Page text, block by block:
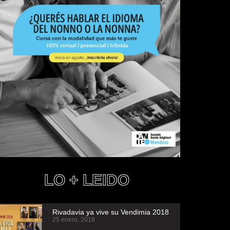
LO + LEIDO
Rivadavia ya vive su Vendimia 2018
25 enero, 2018